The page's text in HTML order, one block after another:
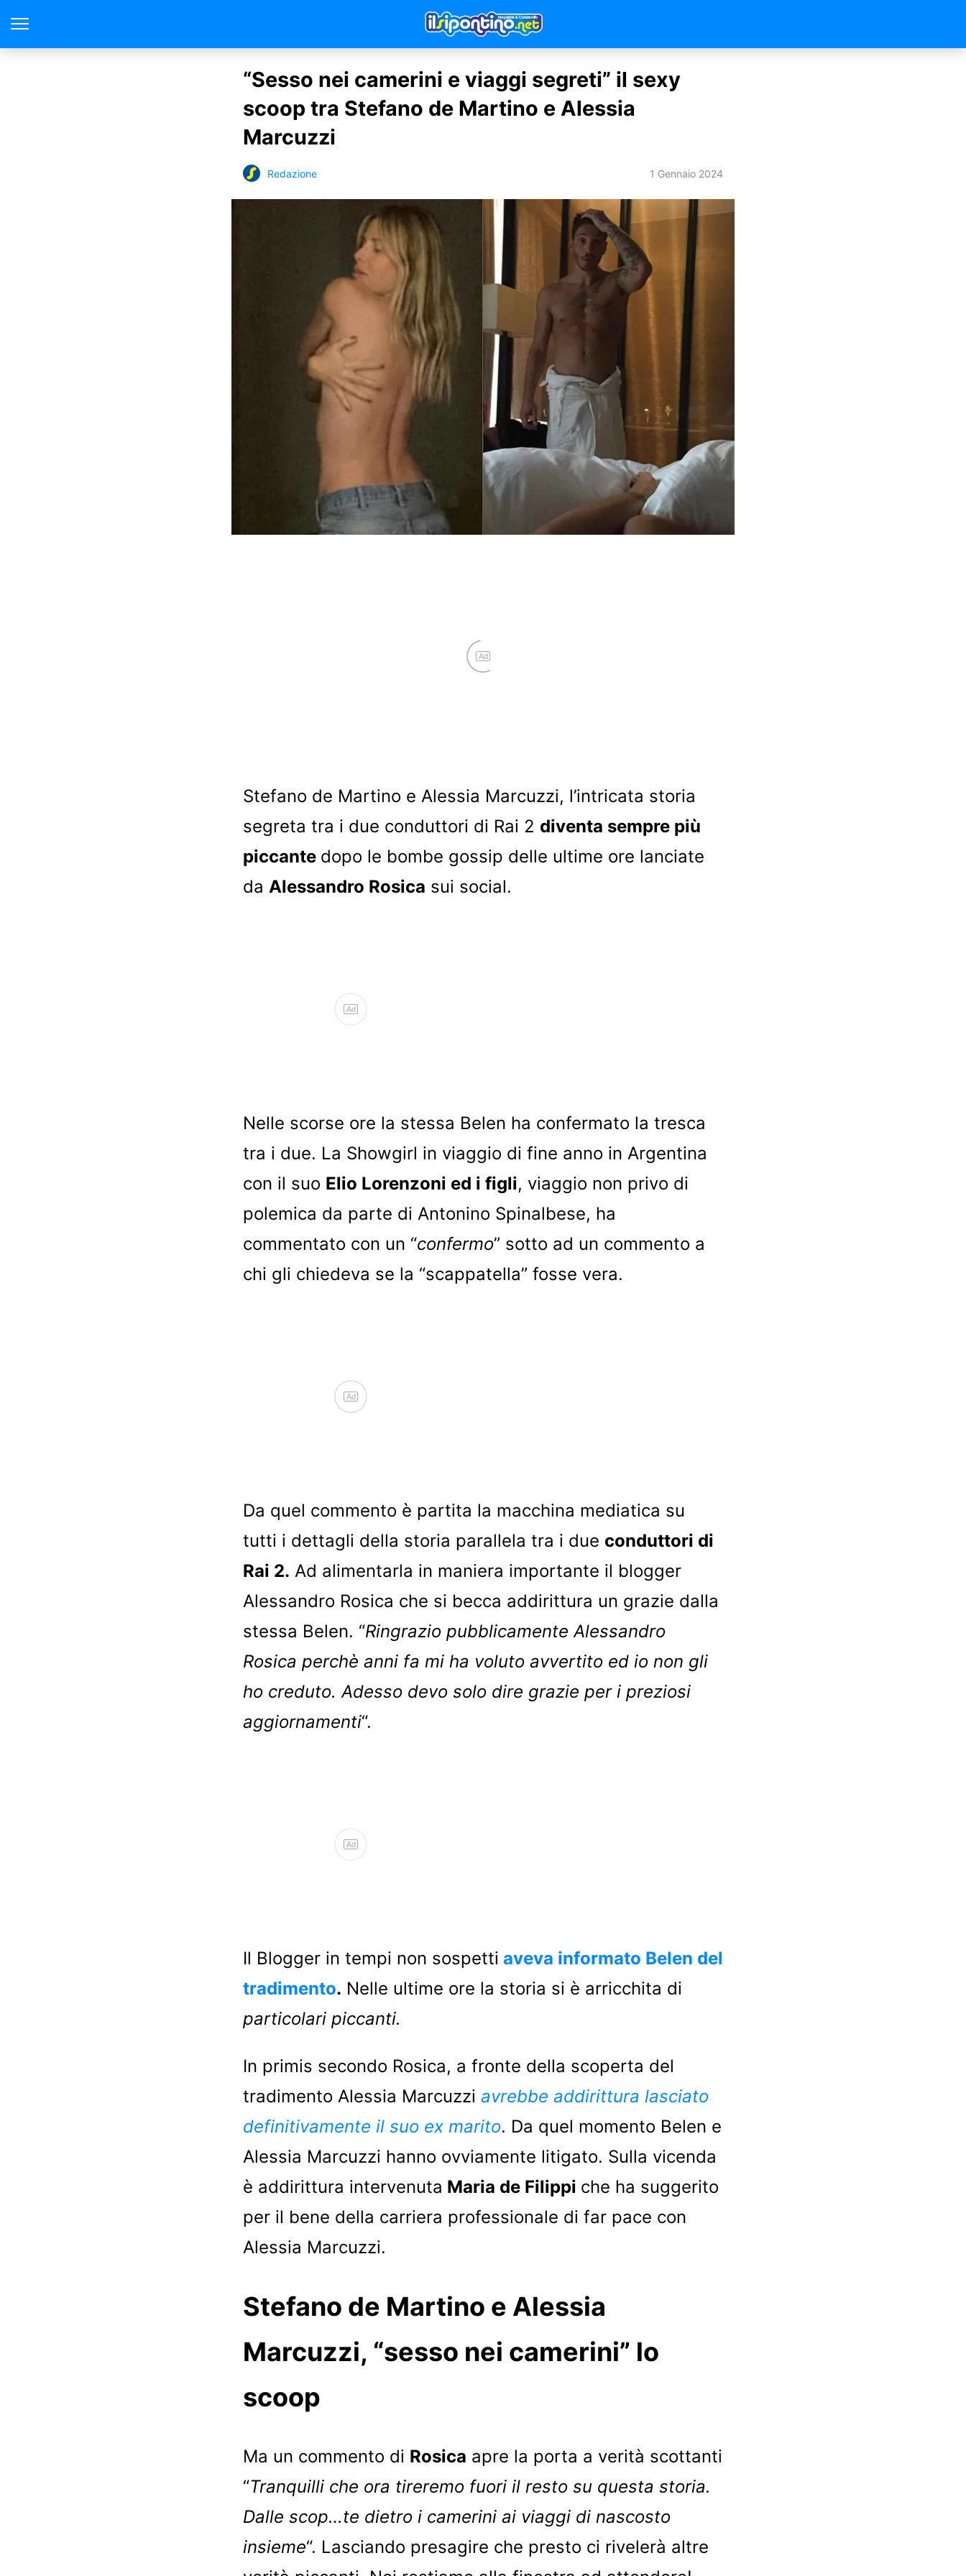
“Sesso nei camerini e viaggi segreti” il sexy
scoop tra Stefano de Martino e Alessia
Marcuzzi
Redazione 1 Gennaio 2024
Ad
Stefano de Martino e Alessia Marcuzzi, l’intricata storia
segreta tra i due conduttori di Rai 2 diventa sempre più
piccante dopo le bombe gossip delle ultime ore lanciate
da Alessandro Rosica sui social.
Ad
Nelle scorse ore la stessa Belen ha confermato la tresca
tra i due. La Showgirl in viaggio di fine anno in Argentina
con il suo Elio Lorenzoni ed i figli, viaggio non privo di
polemica da parte di Antonino Spinalbese, ha
commentato con un “confermo” sotto ad un commento a
chi gli chiedeva se la “scappatella” fosse vera.
Ad
Da quel commento è partita la macchina mediatica su
tutti i dettagli della storia parallela tra i due conduttori di
Rai 2. Ad alimentarla in maniera importante il blogger
Alessandro Rosica che si becca addirittura un grazie dalla
stessa Belen. “Ringrazio pubblicamente Alessandro
Rosica perchè anni fa mi ha voluto avvertito ed io non gli
ho creduto. Adesso devo solo dire grazie per i preziosi
aggiornamenti“.
Ad
Il Blogger in tempi non sospetti aveva informato Belen del
tradimento. Nelle ultime ore la storia si è arricchita di
particolari piccanti.
In primis secondo Rosica, a fronte della scoperta del
tradimento Alessia Marcuzzi avrebbe addirittura lasciato
definitivamente il suo ex marito. Da quel momento Belen e
Alessia Marcuzzi hanno ovviamente litigato. Sulla vicenda
è addirittura intervenuta Maria de Filippi che ha suggerito
per il bene della carriera professionale di far pace con
Alessia Marcuzzi.
Stefano de Martino e Alessia
Marcuzzi, “sesso nei camerini” lo
scoop
Ma un commento di Rosica apre la porta a verità scottanti
“Tranquilli che ora tireremo fuori il resto su questa storia.
Dalle scop…te dietro i camerini ai viaggi di nascosto
insieme“. Lasciando presagire che presto ci rivelerà altre